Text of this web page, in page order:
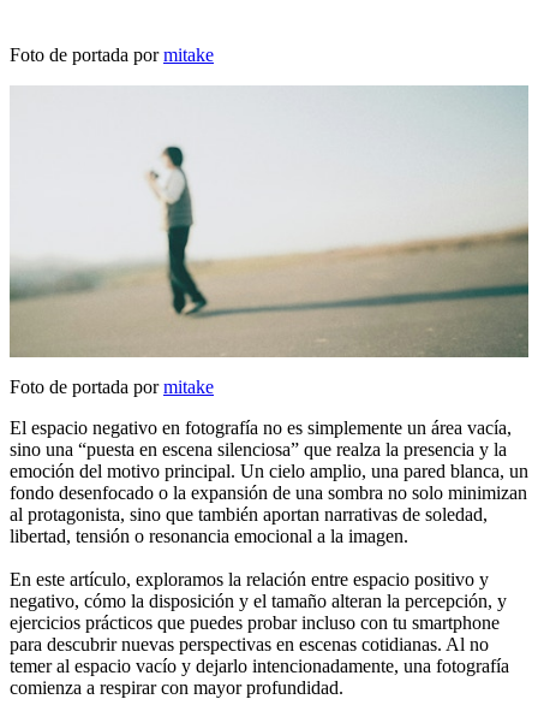
Foto de portada pormitake
Foto de portada pormitake
El espacio negativo en fotografía no es simplemente un área vacía,
sino una “puesta en escena silenciosa” que realza la presencia y la
emoción del motivo principal. Un cielo amplio, una pared blanca, un
fondo desenfocado o la expansión de una sombra no solo minimizan
al protagonista, sino que también aportan narrativas de soledad,
libertad, tensión o resonancia emocional a la imagen.
En este artículo, exploramos la relación entre espacio positivo y
negativo, cómo la disposición y el tamaño alteran la percepción, y
ejercicios prácticos que puedes probar incluso con tu smartphone
para descubrir nuevas perspectivas en escenas cotidianas. Al no
temer al espacio vacío y dejarlo intencionadamente, una fotografía
comienza a respirar con mayor profundidad.